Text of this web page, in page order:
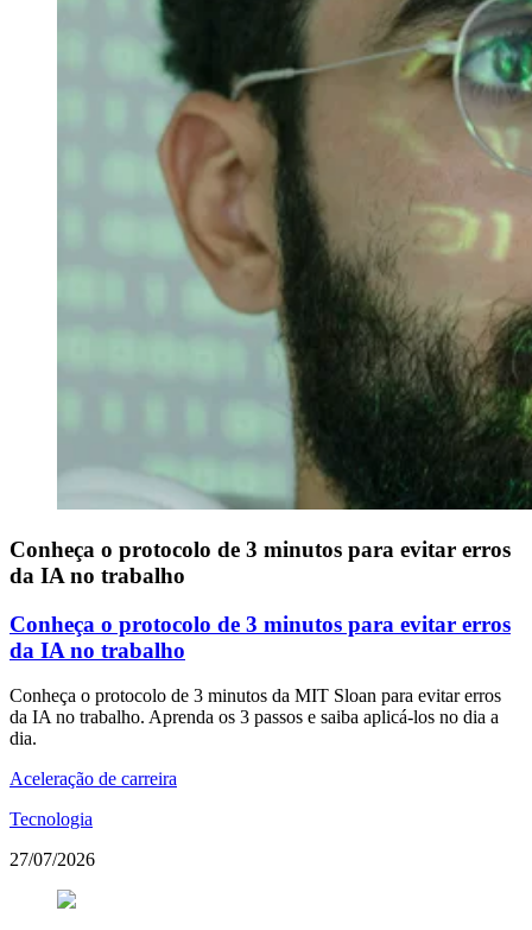
Conheça o protocolo de 3 minutos para evitar erros
da IA no trabalho
Conheça o protocolo de 3 minutos para evitar erros
da IA no trabalho
Conheça o protocolo de 3 minutos da MIT Sloan para evitar erros
da IA no trabalho. Aprenda os 3 passos e saiba aplicá-los no dia a
dia.
Aceleração de carreira
Tecnologia
27/07/2026